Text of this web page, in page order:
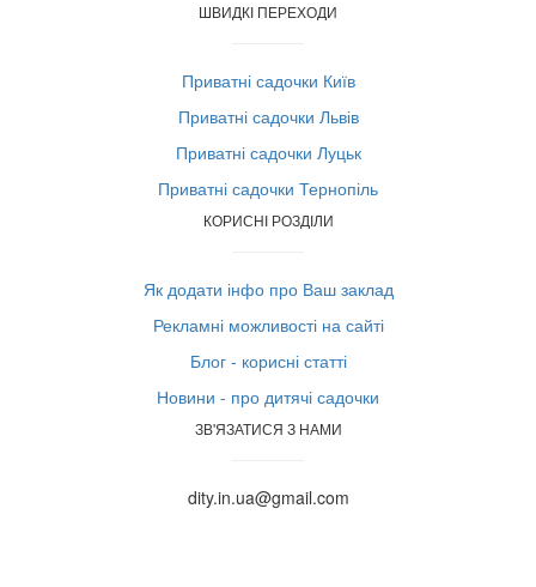
ШВИДКІ ПЕРЕХОДИ
Приватні садочки Київ
Приватні садочки Львів
Приватні садочки Луцьк
Приватні садочки Тернопіль
КОРИСНІ РОЗДІЛИ
Як додати інфо про Ваш заклад
Рекламні можливості на сайті
Блог - корисні статті
Новини - про дитячі садочки
ЗВ'ЯЗАТИСЯ З НАМИ
dity.in.ua@gmail.com